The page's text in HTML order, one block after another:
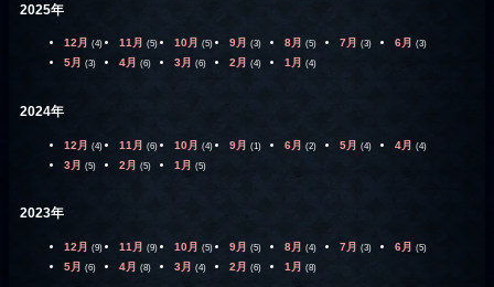
2025年
12月 (4) 11月 (5) 10月 (5) 9月 (3) 8月 (5) 7月 (3) 6月 (3)
5月 (3) 4月 (6) 3月 (6) 2月 (4) 1月 (4)
2024年
12月 (4) 11月 (6) 10月 (4) 9月 (1) 6月 (2) 5月 (4) 4月 (4)
3月 (5) 2月 (5) 1月 (5)
2023年
12月 (9) 11月 (9) 10月 (5) 9月 (5) 8月 (4) 7月 (3) 6月 (5)
5月 (6) 4月 (8) 3月 (4) 2月 (6) 1月 (8)